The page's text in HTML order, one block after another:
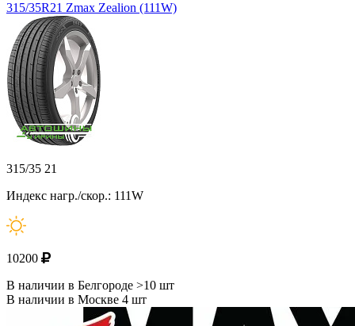
315/35R21 Zmax Zealion (111W)
315/35 21
Индекс нагр./скор.: 111W
10200
В наличии в Белгороде >10 шт
В наличии в Москве 4 шт